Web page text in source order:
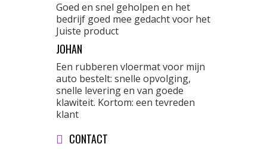
Goed en snel geholpen en het
bedrijf goed mee gedacht voor het
Juiste product
JOHAN
Een rubberen vloermat voor mijn
auto bestelt: snelle opvolging,
snelle levering en van goede
klawiteit. Kortom: een tevreden
klant
CONTACT